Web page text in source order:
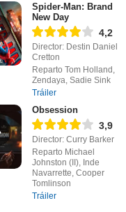
Spider-Man: Brand
New Day
4,2
Director: Destin Daniel
Cretton
Reparto Tom Holland,
Zendaya, Sadie Sink
Tráiler
Obsession
3,9
Director: Curry Barker
Reparto Michael
Johnston (II), Inde
Navarrette, Cooper
Tomlinson
Tráiler